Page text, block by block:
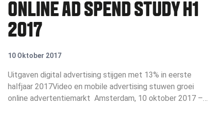
ONLINE AD SPEND STUDY H1
2017
10 Oktober 2017
Uitgaven digital advertising stijgen met 13% in eerste
halfjaar 2017Video en mobile advertising stuwen groei
online advertentiemarkt Amsterdam, 10 oktober 2017 –